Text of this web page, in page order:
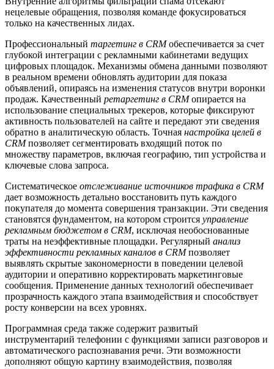
нецелевые обращения, позволяя команде фокусироваться
только на качественных лидах.
Профессиональный таргетинг в CRMобеспечивается за счет
глубокой интеграции с рекламными кабинетами ведущих
цифровых площадок. Механизмы обмена данными позволяют
в реальном времени обновлять аудитории для показа
объявлений, опираясь на изменения статусов внутри воронки
продаж. Качественный ретаргетинг в CRMопирается на
использование специальных трекеров, которые фиксируют
активность пользователей на сайте и передают эти сведения
обратно в аналитическую область. Точная настройка целей в
CRMпозволяет сегментировать входящий поток по
множеству параметров, включая географию, тип устройства и
ключевые слова запроса.
Систематическое отслеживание источников трафика в CRM
дает возможность детально восстановить путь каждого
покупателя до момента совершения транзакции. Эти сведения
становятся фундаментом, на котором строится управление
рекламным бюджетом в CRM, исключая необоснованные
траты на неэффективные площадки. Регулярный анализ
эффективности рекламных каналов в CRMпозволяет
выявлять скрытые закономерности в поведении целевой
аудитории и оперативно корректировать маркетинговые
сообщения. Применение данных технологий обеспечивает
прозрачность каждого этапа взаимодействия и способствует
росту конверсии на всех уровнях.
Программная среда также содержит развитый
инструментарий телефонии с функциями записи разговоров и
автоматического распознавания речи. Эти возможности
дополняют общую картину взаимодействия, позволяя